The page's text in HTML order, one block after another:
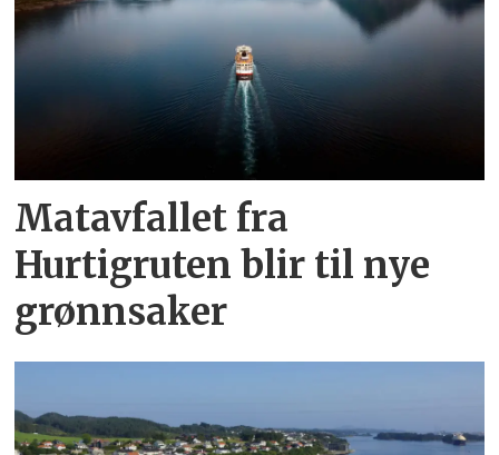
Matavfallet fra
Hurtigruten blir til nye
grønnsaker